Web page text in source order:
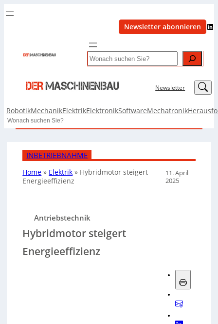
Newsletter abonnieren LinkedIn
Search
Newsletter LinkedIn
RobotikMechanikElektrikElektronikSoftwareMechatronik
Search
INBETRIEBNAHME
Home » Elektrik » Hybridmotor steigert
Energieeffizienz
11. April
2025
Antriebstechnik
Hybridmotor steigert
Energieeffizienz